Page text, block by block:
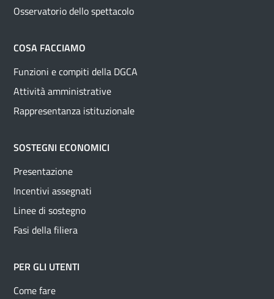
Osservatorio dello spettacolo
COSA FACCIAMO
Funzioni e compiti della DGCA
Attività amministrative
Rappresentanza istituzionale
SOSTEGNI ECONOMICI
Presentazione
Incentivi assegnati
Linee di sostegno
Fasi della filiera
PER GLI UTENTI
Come fare